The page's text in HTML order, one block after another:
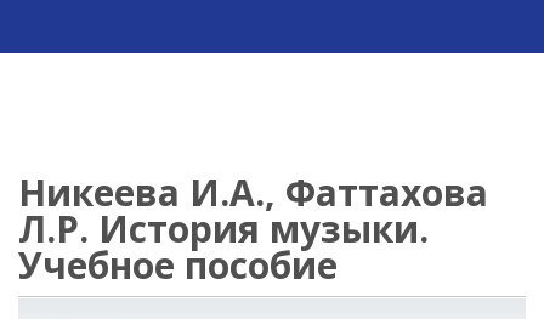
Никеева И.А., Фаттахова
Л.Р. История музыки.
Учебное пособие